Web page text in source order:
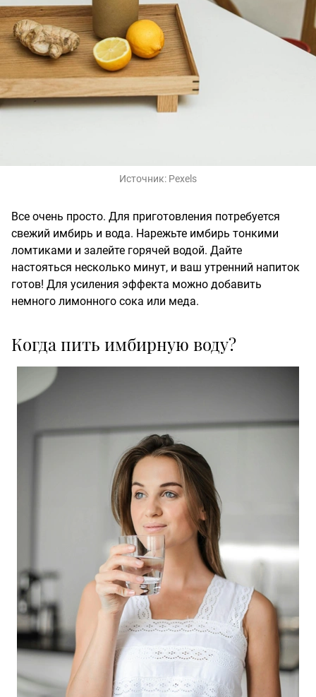
Источник: Pexels
Все очень просто. Для приготовления потребуется
свежий имбирь и вода. Нарежьте имбирь тонкими
ломтиками и залейте горячей водой. Дайте
настояться несколько минут, и ваш утренний напиток
готов! Для усиления эффекта можно добавить
немного лимонного сока или меда.
Когда пить имбирную воду?